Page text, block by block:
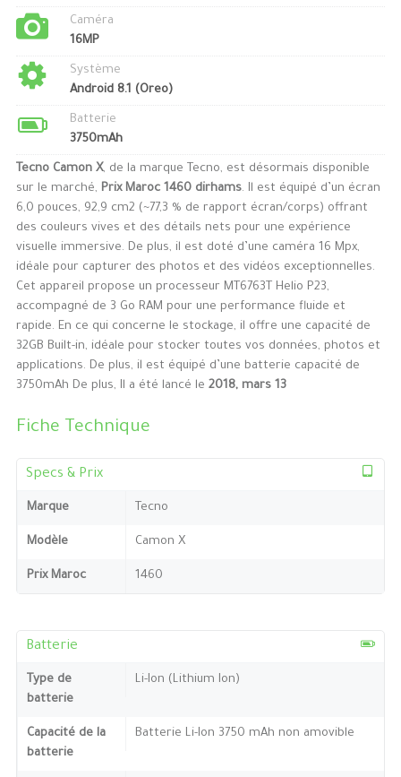
Caméra
16MP
Système
Android 8.1 (Oreo)
Batterie
3750mAh
Tecno Camon X, de la marque Tecno, est désormais disponible
sur le marché, Prix Maroc 1460 dirhams. Il est équipé d’un écran
6,0 pouces, 92,9 cm2 (~77,3 % de rapport écran/corps) offrant
des couleurs vives et des détails nets pour une expérience
visuelle immersive. De plus, il est doté d’une caméra 16 Mpx,
idéale pour capturer des photos et des vidéos exceptionnelles.
Cet appareil propose un processeur MT6763T Helio P23,
accompagné de 3 Go RAM pour une performance fluide et
rapide. En ce qui concerne le stockage, il offre une capacité de
32GB Built-in, idéale pour stocker toutes vos données, photos et
applications. De plus, il est équipé d’une batterie capacité de
3750mAh De plus, Il a été lancé le 2018, mars 13
Fiche Technique
Specs & Prix
Marque Tecno
Modèle Camon X
Prix Maroc 1460
Batterie
Type de
batterie
Li-Ion (Lithium Ion)
Capacité de la
batterie
Batterie Li-Ion 3750 mAh non amovible